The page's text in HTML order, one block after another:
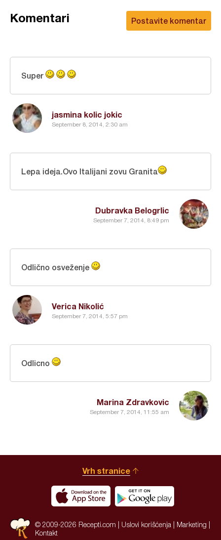
Postavite komentar
Komentari
jasmina kolic jokic
September 8, 2014, 2:30 am
Super
Dubravka Belogrlic
September 7, 2014, 8:49 pm
Lepa ideja.Ovo Italijani zovu Granita
Verica Nikolić
September 7, 2014, 5:57 pm
Odlično osveženje
Marina Zdravkovic
September 7, 2014, 11:55 am
Odlicno
Vrh stranice
© 2009-2026 Recepti.com | Uslovi korišćenja Marketing
Kontakt